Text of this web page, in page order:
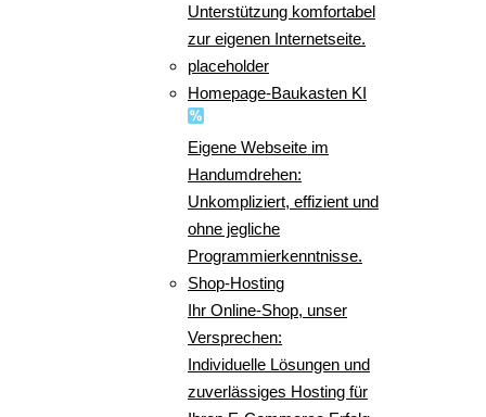
Unterstützung komfortabel
zur eigenen Internetseite.
placeholder
Homepage-Baukasten KI
Eigene Webseite im
Handumdrehen:
Unkompliziert, effizient und
ohne jegliche
Programmierkenntnisse.
Shop-Hosting
Ihr Online-Shop, unser
Versprechen:
Individuelle Lösungen und
zuverlässiges Hosting für